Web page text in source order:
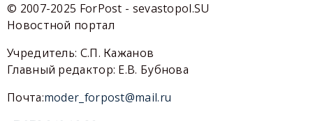
© 2007-2025 ForPost - sevastopol.SU
Новостной портал
Учредитель: С.П. Кажанов
Главный редактор: Е.В. Бубнова
Почта:moder_forpost@mail.ru